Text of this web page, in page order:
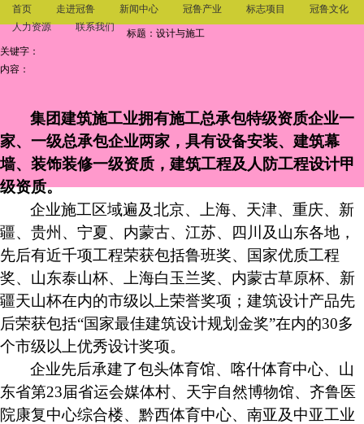
首页 走进冠鲁 新闻中心 冠鲁产业 标志项目
冠鲁文化
人力资源
联系我们
标题：设计与施工
关键字：
内容：
集团建筑施工业拥有施工总承包特级资质企业一
家、一级总承包企业两家，具有设备安装、建筑幕
墙、装饰装修一级资质，建筑工程及人防工程设计甲
级资质。
企业施工区域遍及北京、上海、天津、重庆、新
疆、贵州、宁夏、内蒙古、江苏、四川及山东各地，
先后有近千项工程荣获包括鲁班奖、国家优质工程
奖、山东泰山杯、上海白玉兰奖、内蒙古草原杯、新
疆天山杯在内的市级以上荣誉奖项；建筑设计产品先
后荣获包括“国家最佳建筑设计规划金奖”在内的30多
个市级以上优秀设计奖项。
企业先后承建了包头体育馆、喀什体育中心、山
东省第23届省运会媒体村、天宇自然博物馆、齐鲁医
院康复中心综合楼、黔西体育中心、南亚及中亚工业